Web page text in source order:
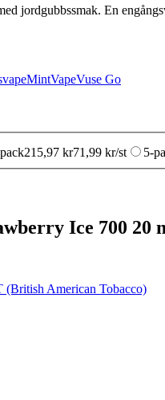
jordgubbssmak. En
MintVapeVuse Go
215,97 kr71,99 kr/st
5-
Ice 700 20
(British American Tobacco)